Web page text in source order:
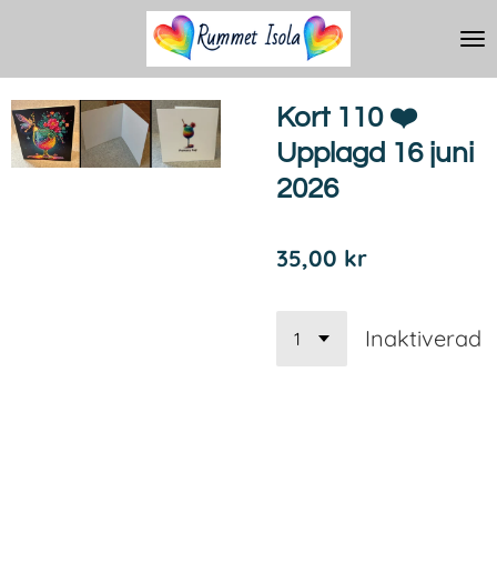
huvudinnehållet
Kort 110 ❤️
Upplagd 16 juni
2026
35,00 kr
Inaktiverad